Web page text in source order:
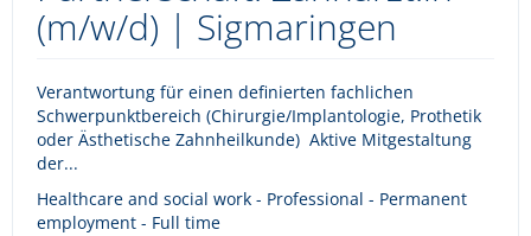
(m/w/d) | Sigmaringen
Verantwortung für einen definierten fachlichen
Schwerpunktbereich (Chirurgie/Implantologie, Prothetik
oder Ästhetische Zahnheilkunde) Aktive Mitgestaltung
der...
Healthcare and social work - Professional - Permanent
employment - Full time